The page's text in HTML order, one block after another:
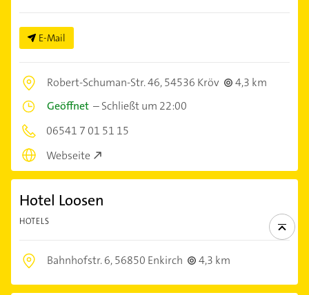
E-Mail
Robert-Schuman-Str. 46,54536 Kröv
4,3 km
Geöffnet –Schließt um 22:00
06541 7 01 51 15
Webseite
Hotel Loosen
HOTELS
Bahnhofstr. 6,56850 Enkirch 4,3 km